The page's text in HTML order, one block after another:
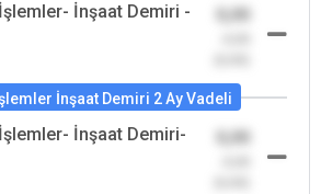
İnşaat Demiri -
0,00
İnşaat Demiri 2 Ay Vadeli
İnşaat Demiri-
0,00